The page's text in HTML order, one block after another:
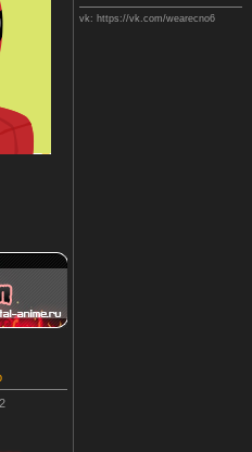
vk: https://vk.com/wearecno6